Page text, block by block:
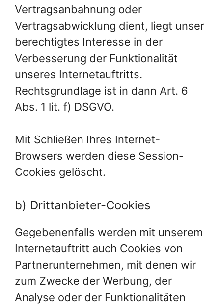
Vertragsanbahnung oder
Vertragsabwicklung dient, liegt unser
berechtigtes Interesse in der
Verbesserung der Funktionalität
unseres Internetauftritts.
Rechtsgrundlage ist in dann Art. 6
Abs. 1 lit. f) DSGVO.
Mit Schließen Ihres Internet-
Browsers werden diese Session-
Cookies gelöscht.
b) Drittanbieter-Cookies
Gegebenenfalls werden mit unserem
Internetauftritt auch Cookies von
Partnerunternehmen, mit denen wir
zum Zwecke der Werbung, der
Analyse oder der Funktionalitäten